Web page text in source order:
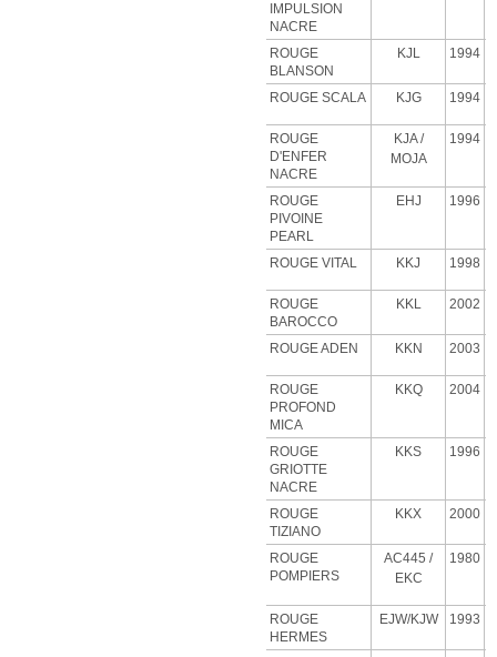
IMPULSION
NACRE
ROUGE
BLANSON
KJL 1994
ROUGE SCALA KJG 1994
ROUGE
D'ENFER
NACRE
KJA/
MOJA
1994
ROUGE
PIVOINE
PEARL
EHJ 1996
ROUGE VITAL KKJ 1998
ROUGE
BAROCCO
KKL 2002
ROUGE ADEN KKN 2003
ROUGE
PROFOND
MICA
KKQ 2004
ROUGE
GRIOTTE
NACRE
KKS 1996
ROUGE
TIZIANO
KKX 2000
ROUGE
POMPIERS
AC445 /
EKC
1980
ROUGE
HERMES
EJW/KJW 1993